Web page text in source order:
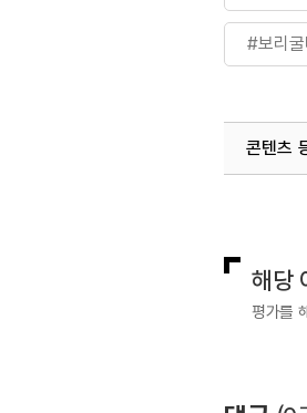
#보리굴
콘텐츠
해당
평가를